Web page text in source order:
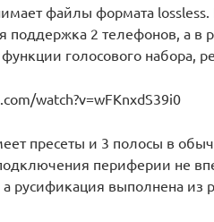
файлы формата lossless.
поддержка 2 телефонов, а в
функции голосового набора,
watch?v=wFKnxdS39i0
пресеты и 3 полосы в
периферии не
русификация выполнена из